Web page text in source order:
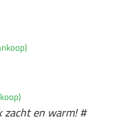
zacht en warm! #